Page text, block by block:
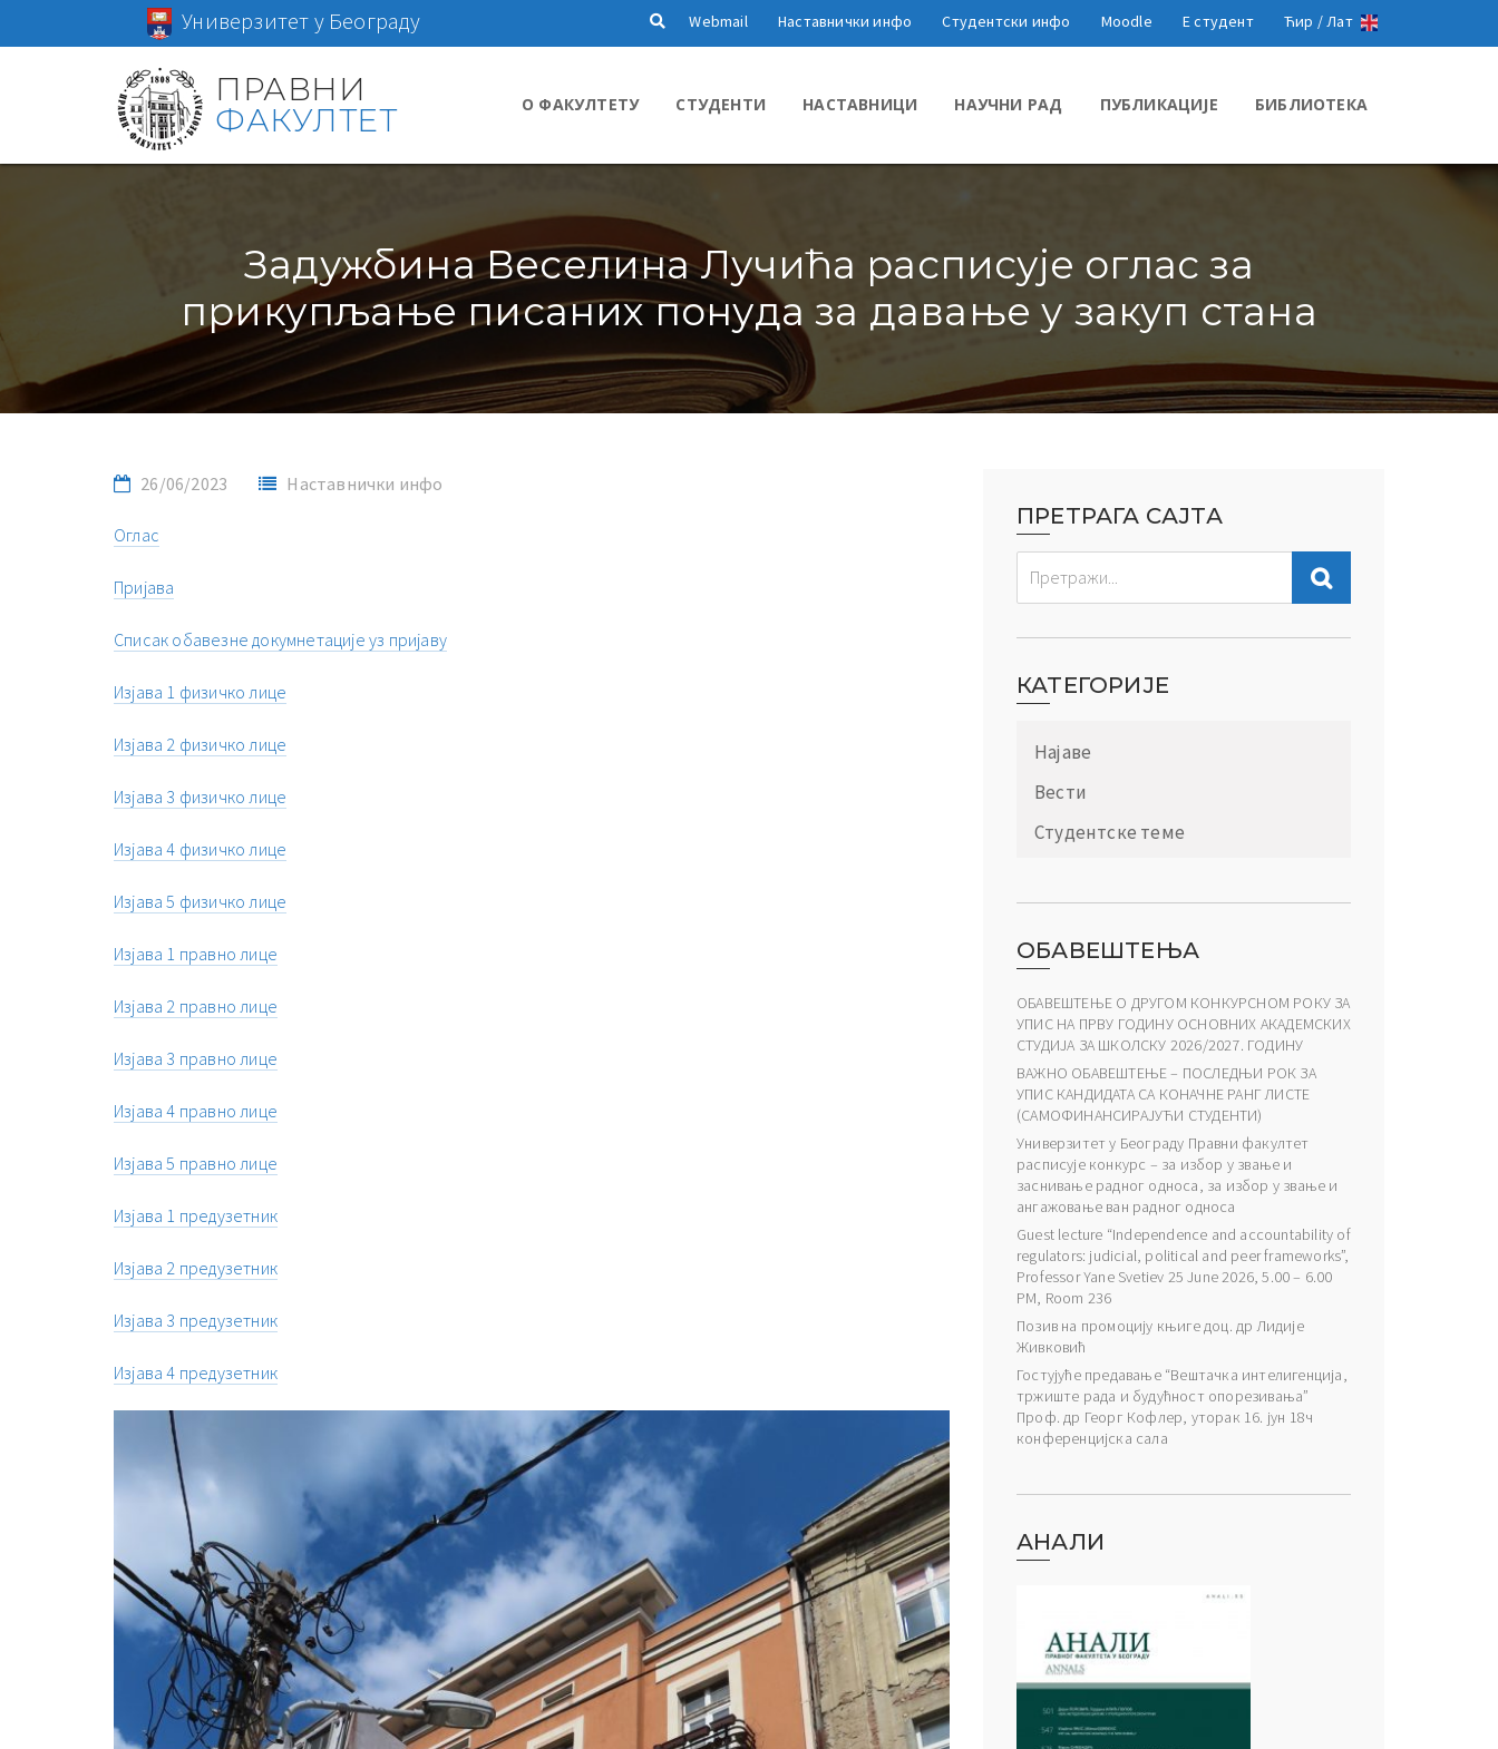
Универзитет у Београду Webmail Наставнички инфо Студентски инфо Moodle Е студент Ћир /Лат
ПРАВНИ
ФАКУЛТЕТ
О ФАКУЛТЕТУ СТУДЕНТИ НАСТАВНИЦИ НАУЧНИ РАД ПУБЛИКАЦИЈЕ БИБЛИОТЕКА
Задужбина Веселина Лучића расписује оглас за
прикупљање писаних понуда за давање у закуп стана
26/06/2023 Наставнички инфо
Оглас
Пријава
Списак обавезне докумнетације уз пријаву
Изјава 1 физичко лице
Изјава 2 физичко лице
Изјава 3 физичко лице
Изјава 4 физичко лице
Изјава 5 физичко лице
Изјава 1 правно лице
Изјава 2 правно лице
Изјава 3 правно лице
Изјава 4 правно лице
Изјава 5 правно лице
Изјава 1 предузетник
Изјава 2 предузетник
Изјава 3 предузетник
Изјава 4 предузетник
ПРЕТРАГА САЈТА
КАТЕГОРИЈЕ
Најаве
Вести
Студентске теме
ОБАВЕШТЕЊА
ОБАВЕШТЕЊЕ О ДРУГОМ КОНКУРСНОМ РОКУ ЗА
УПИС НА ПРВУ ГОДИНУ ОСНОВНИХ АКАДЕМСКИХ
СТУДИЈА ЗА ШКОЛСКУ 2026/2027. ГОДИНУ
ВАЖНО ОБАВЕШТЕЊЕ – ПОСЛЕДЊИ РОК ЗА
УПИС КАНДИДАТА СА КОНАЧНЕ РАНГ ЛИСТЕ
(САМОФИНАНСИРАЈУЋИ СТУДЕНТИ)
Универзитет у Београду Правни факултет
расписује конкурс – за избор у звање и
заснивање радног односа, за избор у звање и
ангажовање ван радног односа
Guest lecture “Independence and accountability of
regulators: judicial, political and peer frameworks”,
Professor Yane Svetiev 25 June 2026, 5.00 – 6.00
PM, Room 236
Позив на промоцију књиге доц. др Лидије
Живковић
Гостујуће предавање “Вештачка интелигенција,
тржиште рада и будућност опорезивања”
Проф. др Георг Кофлер, уторак 16. јун 18ч
конференцијска сала
АНАЛИ